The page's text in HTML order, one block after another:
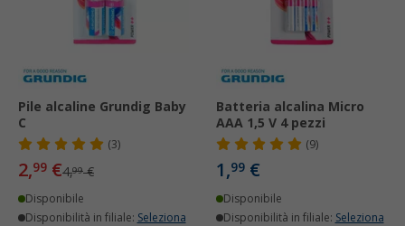
Pile alcaline Grundig Baby
C
(3)
2,99 €4,99€
Disponibile
Disponibilità in filiale: Seleziona
Batteria alcalina Micro
AAA 1,5 V 4 pezzi
(9)
1,99 €
Disponibile
Disponibilità in filiale: Seleziona